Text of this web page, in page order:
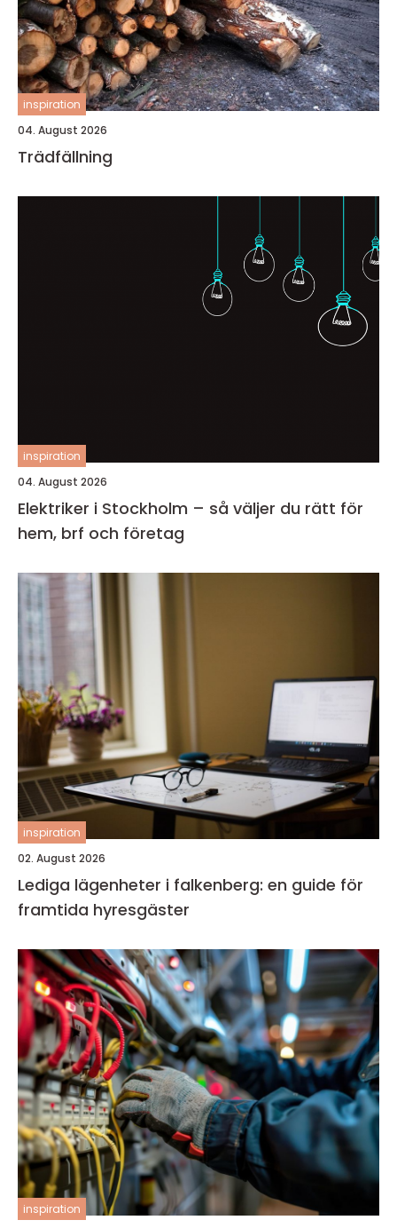
inspiration
04. August 2026
Trädfällning
inspiration
04. August 2026
Elektriker i Stockholm – så väljer du rätt för
hem, brf och företag
inspiration
02. August 2026
Lediga lägenheter i falkenberg: en guide för
framtida hyresgäster
inspiration